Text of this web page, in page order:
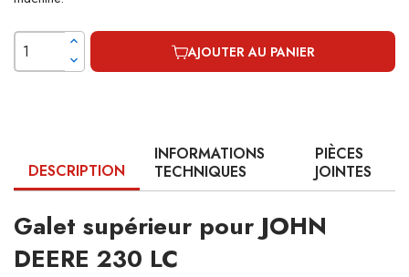
AJOUTER AU PANIER
DESCRIPTION
INFORMATIONS
TECHNIQUES
PIÈCES
JOINTES
Galet supérieur pour JOHN
DEERE 230 LC